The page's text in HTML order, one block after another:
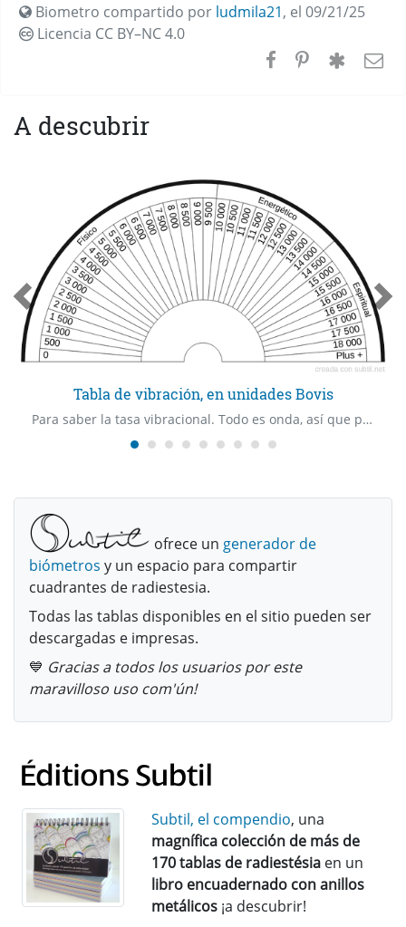
Biometro compartido por ludmila21, el 09/21/25
Licencia CC BY–NC 4.0
A descubrir
Tabla de vibración, en unidades Bovis
Para saber la tasa vibracional. Todo es onda, así que podemos pedir la nuestra, la de un lugar, de un alimento, de una medicina, de un grupo de seres, de una emoción, de una idea…
ofrece un generador de
biómetros y un espacio para compartir
cuadrantes de radiestesia.
Todas las tablas disponibles en el sitio pueden ser
descargadas e impresas.
💙 Gracias a todos los usuarios por este
maravilloso uso com'ún!
Subtil, el compendio, una
magnífica colección de más de
170 tablas de radiestésia en un
libro encuadernado con anillos
metálicos ¡a descubrir!